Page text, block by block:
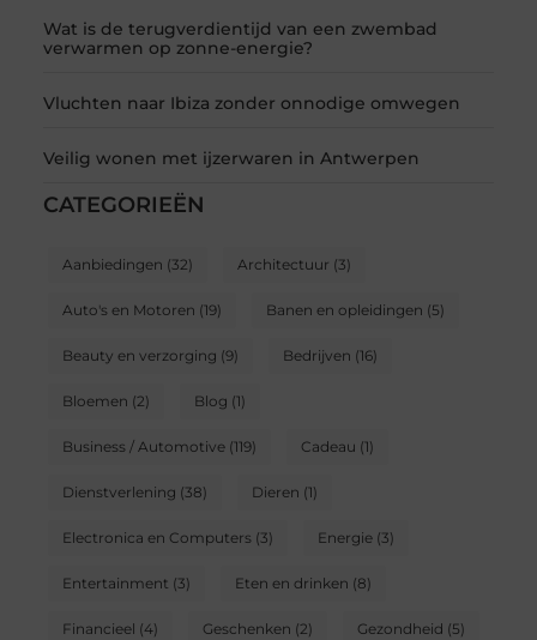
Wat is de terugverdientijd van een zwembad
verwarmen op zonne-energie?
Vluchten naar Ibiza zonder onnodige omwegen
Veilig wonen met ijzerwaren in Antwerpen
CATEGORIEËN
Aanbiedingen (32) Architectuur (3)
Auto's en Motoren (19) Banen en opleidingen (5)
Beauty en verzorging (9) Bedrijven (16)
Bloemen (2) Blog (1)
Business / Automotive(119) Cadeau (1)
Dienstverlening (38) Dieren (1)
Electronica en Computers(3) Energie(3)
Entertainment (3) Eten en drinken (8)
Financieel (4) Geschenken (2) Gezondheid (5)